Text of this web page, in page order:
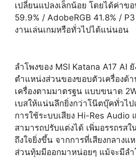
เปลี่ยนแปลงเล็กน้อย โดยได้ค่าขอ
59.9% / AdobeRGB 41.8% /
งานเล่นเกมหรือทั่วไปได้แน่นอน
ลำโพงของ MSI Katana A17 AI
ตำแหน่งส่วนของขอบตัวเครื่องด้
เครื่องตามมาตรฐน แบบขนาด
เบสให้แน่นลึกยิ่งกว่าโน๊ตบุ๊คทั่วไ
การใช้ระบบเสียง Hi-Res Audio
สามารถปรับแต่งได้ เพิ่มอรรถรสใ
ถึงใจยิ่งขึ้น จากการที่เสียงกลางแ
ส่วนทุ้มมีออกมาหน่อยๆ แม้จะมีล